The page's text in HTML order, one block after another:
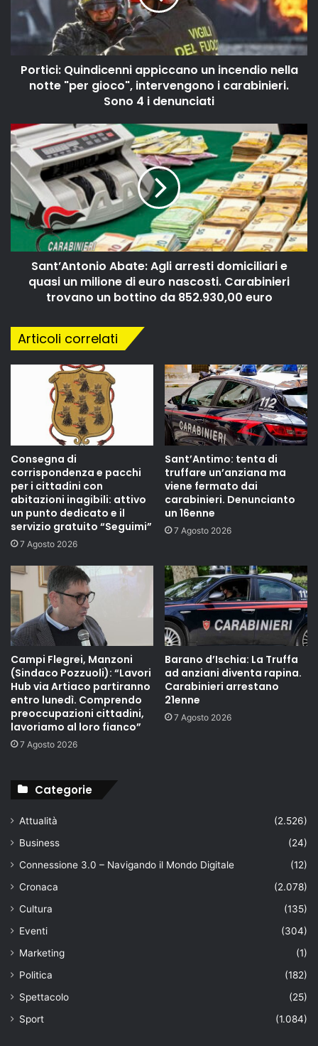
Portici: Quindicenni appiccano un incendio nella
notte "per gioco", intervengono i carabinieri.
Sono 4 i denunciati
Sant’Antonio Abate: Agli arresti domiciliari e
quasi un milione di euro nascosti. Carabinieri
trovano un bottino da 852.930,00 euro
Articoli correlati
Consegna di
corrispondenza e pacchi
per i cittadini con
abitazioni inagibili: attivo
un punto dedicato e il
servizio gratuito “Seguimi”
7 Agosto 2026
Sant’Antimo: tenta di
truffare un’anziana ma
viene fermato dai
carabinieri. Denuncianto
un 16enne
7 Agosto 2026
Campi Flegrei, Manzoni
(Sindaco Pozzuoli): “Lavori
Hub via Artiaco partiranno
entro lunedì. Comprendo
preoccupazioni cittadini,
lavoriamo al loro fianco”
7 Agosto 2026
Barano d’Ischia: La Truffa
ad anziani diventa rapina.
Carabinieri arrestano
21enne
7 Agosto 2026
Categorie
Attualità
(2.526)
Business
(24)
Connessione 3.0 – Navigando il Mondo Digitale
(12)
Cronaca
(2.078)
Cultura
(135)
Eventi
(304)
Marketing
(1)
Politica
(182)
Spettacolo
(25)
Sport
(1.084)